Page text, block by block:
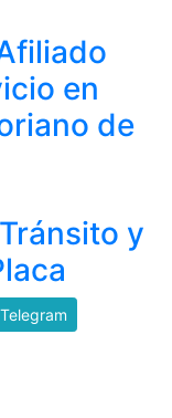
en
de
y
Telegram